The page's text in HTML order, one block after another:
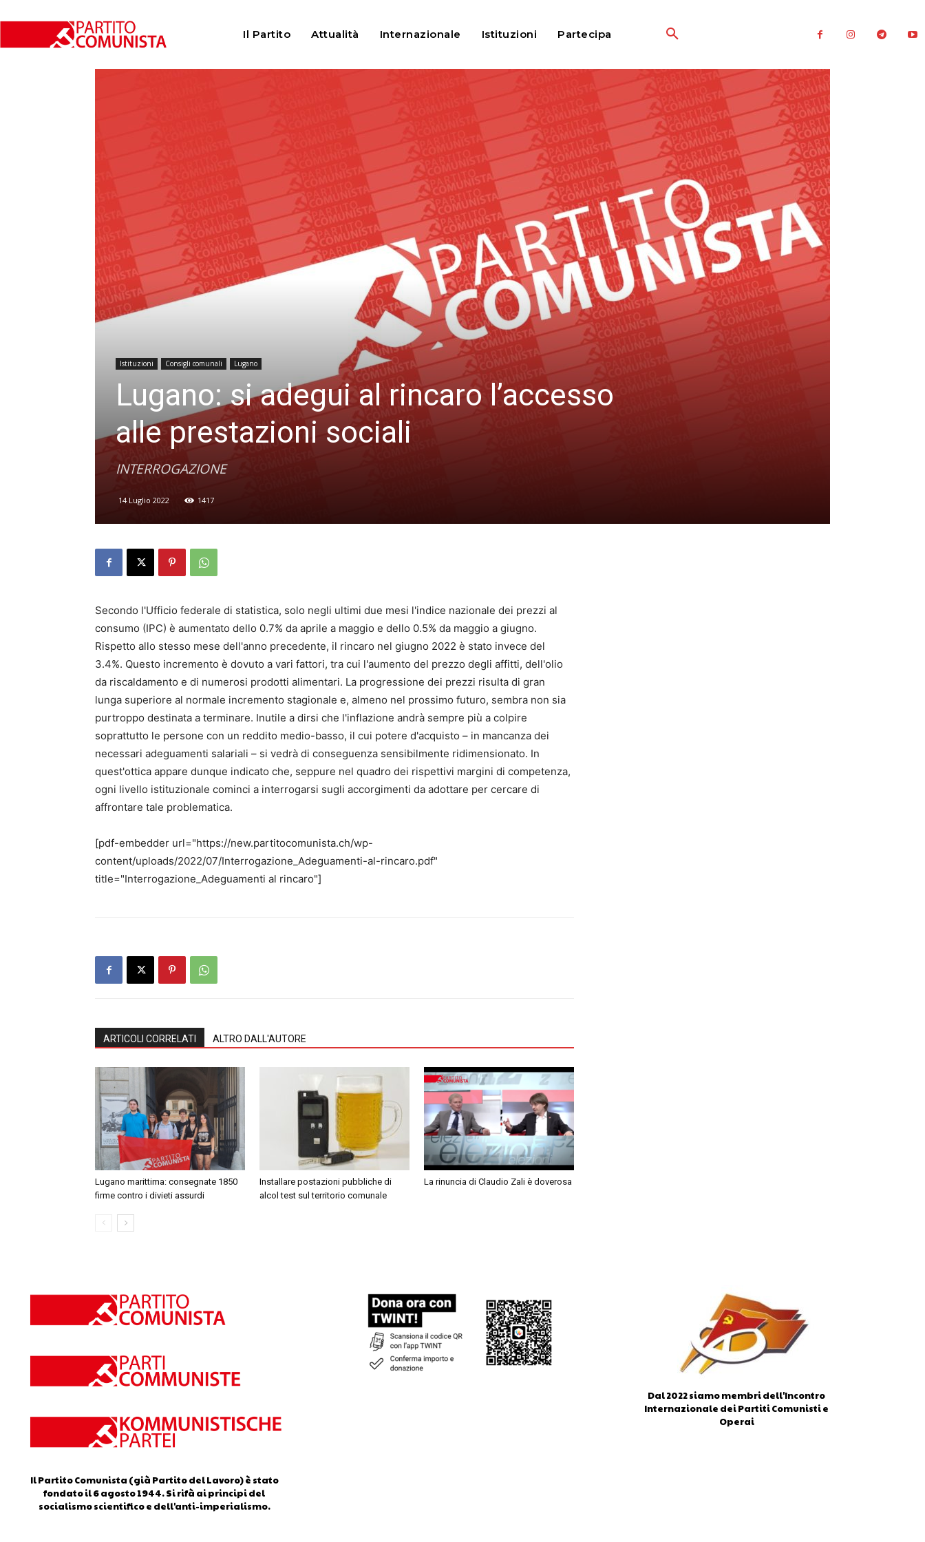
Il Partito Attualità Internazionale Istituzioni Partecipa
Istituzioni Consigli comunali Lugano
Lugano: si adegui al rincaro l’accesso
alle prestazioni sociali
INTERROGAZIONE
14 Luglio 2022 1417
Secondo l'Ufficio federale di statistica, solo negli ultimi due mesi l'indice nazionale dei prezzi al
consumo (IPC) è aumentato dello 0.7% da aprile a maggio e dello 0.5% da maggio a giugno.
Rispetto allo stesso mese dell'anno precedente, il rincaro nel giugno 2022 è stato invece del
3.4%. Questo incremento è dovuto a vari fattori, tra cui l'aumento del prezzo degli affitti, dell'olio
da riscaldamento e di numerosi prodotti alimentari. La progressione dei prezzi risulta di gran
lunga superiore al normale incremento stagionale e, almeno nel prossimo futuro, sembra non sia
purtroppo destinata a terminare. Inutile a dirsi che l'inflazione andrà sempre più a colpire
soprattutto le persone con un reddito medio-basso, il cui potere d'acquisto – in mancanza dei
necessari adeguamenti salariali – si vedrà di conseguenza sensibilmente ridimensionato. In
quest'ottica appare dunque indicato che, seppure nel quadro dei rispettivi margini di competenza,
ogni livello istituzionale cominci a interrogarsi sugli accorgimenti da adottare per cercare di
affrontare tale problematica.
[pdf-embedder url="https://new.partitocomunista.ch/wp-
content/uploads/2022/07/Interrogazione_Adeguamenti-al-rincaro.pdf"
title="Interrogazione_Adeguamenti al rincaro"]
ARTICOLI CORRELATI ALTRO DALL'AUTORE
Lugano marittima: consegnate 1850
firme contro i divieti assurdi
Installare postazioni pubbliche di
alcol test sul territorio comunale
La rinuncia di Claudio Zali è doverosa
Il Partito Comunista (già Partito del Lavoro) è stato
fondato il 6 agosto 1944. Si rifà ai principi del
socialismo scientifico e dell'anti-imperialismo.
Dal 2022 siamo membri dell'Incontro
Internazionale dei Partiti Comunisti e
Operai